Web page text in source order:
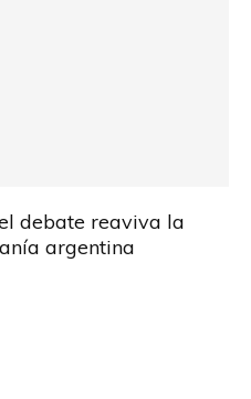
debate reaviva la
argentina